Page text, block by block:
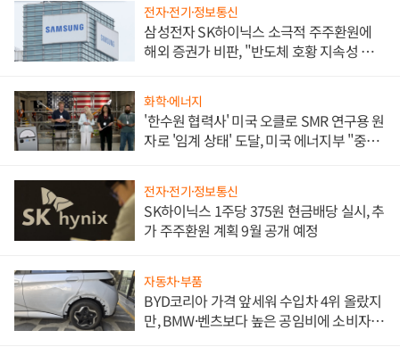
전자·전기·정보통신
삼성전자 SK하이닉스 소극적 주주환원에
해외 증권가 비판, "반도체 호황 지속성 의
화학·에너지
'한수원 협력사' 미국 오클로 SMR 연구용 원
자로 '임계 상태' 도달, 미국 에너지부 "중요
전자·전기·정보통신
SK하이닉스 1주당 375원 현금배당 실시, 추
가 주주환원 계획 9월 공개 예정
자동차·부품
BYD코리아 가격 앞세워 수입차 4위 올랐지
만, BMW·벤츠보다 높은 공임비에 소비자